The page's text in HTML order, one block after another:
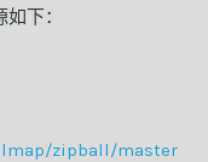
下：
zipball/master